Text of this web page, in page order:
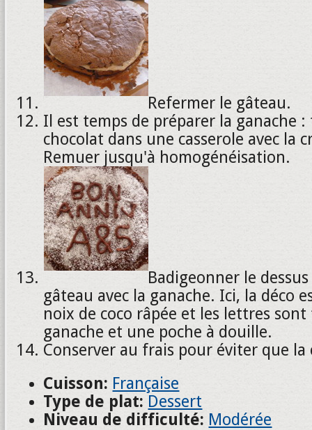
Refermer le gâteau.
Il est temps de préparer la ganache
chocolat dans une casserole avec la
Remuer jusqu'à homogénéisation.
Badigeonner le
gâteau avec la ganache. Ici, la déco
noix de coco râpée et les lettres sont
ganache et une poche à douille.
Conserver au frais pour éviter que la
Cuisson: Française
Type de plat: Dessert
Niveau de difficulté: Modérée